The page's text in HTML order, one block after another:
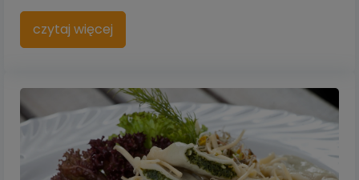
czytaj więcej